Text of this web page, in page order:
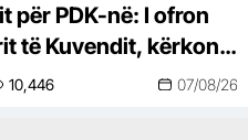
për PDK-në: I ofron
të Kuvendit, kërkon
(LETRA)
10,446 07/08/26